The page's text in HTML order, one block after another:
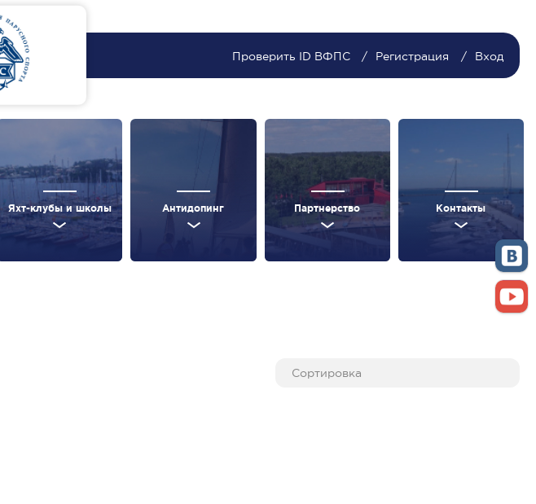
Проверить ID ВФПС Регистрация Вход
Яхт-клубы и школы Антидопинг Партнерство Контакты